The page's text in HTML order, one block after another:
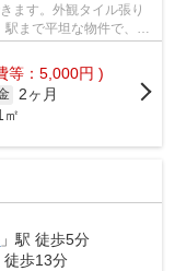
ます。外観タイル張り
まで平坦な物件で、ラ
等：5,000円 )
2ヶ月
」駅 徒歩5分
徒歩13分